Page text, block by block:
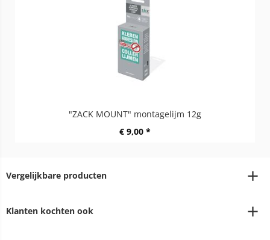
"ZACK MOUNT" montagelijm 12g
€ 9,00 *
Vergelijkbare producten
Klanten kochten ook